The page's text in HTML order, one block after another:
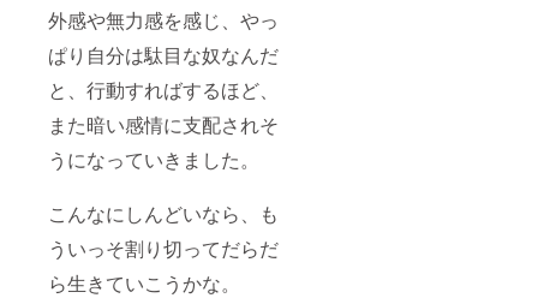
外感や無力感を感じ、やっ
ぱり自分は駄目な奴なんだ
と、行動すればするほど、
また暗い感情に支配されそ
うになっていきました。
こんなにしんどいなら、も
ういっそ割り切ってだらだ
ら生きていこうかな。